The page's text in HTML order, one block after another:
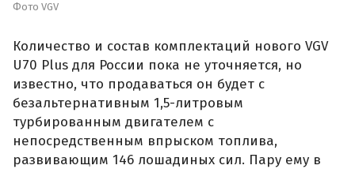
Фото VGV
Количество и состав комплектаций нового VGV
U70 Plus для России пока не уточняется, но
известно, что продаваться он будет с
безальтернативным 1,5-литровым
турбированным двигателем с
непосредственным впрыском топлива,
развивающим 146 лошадиных сил. Пару ему в